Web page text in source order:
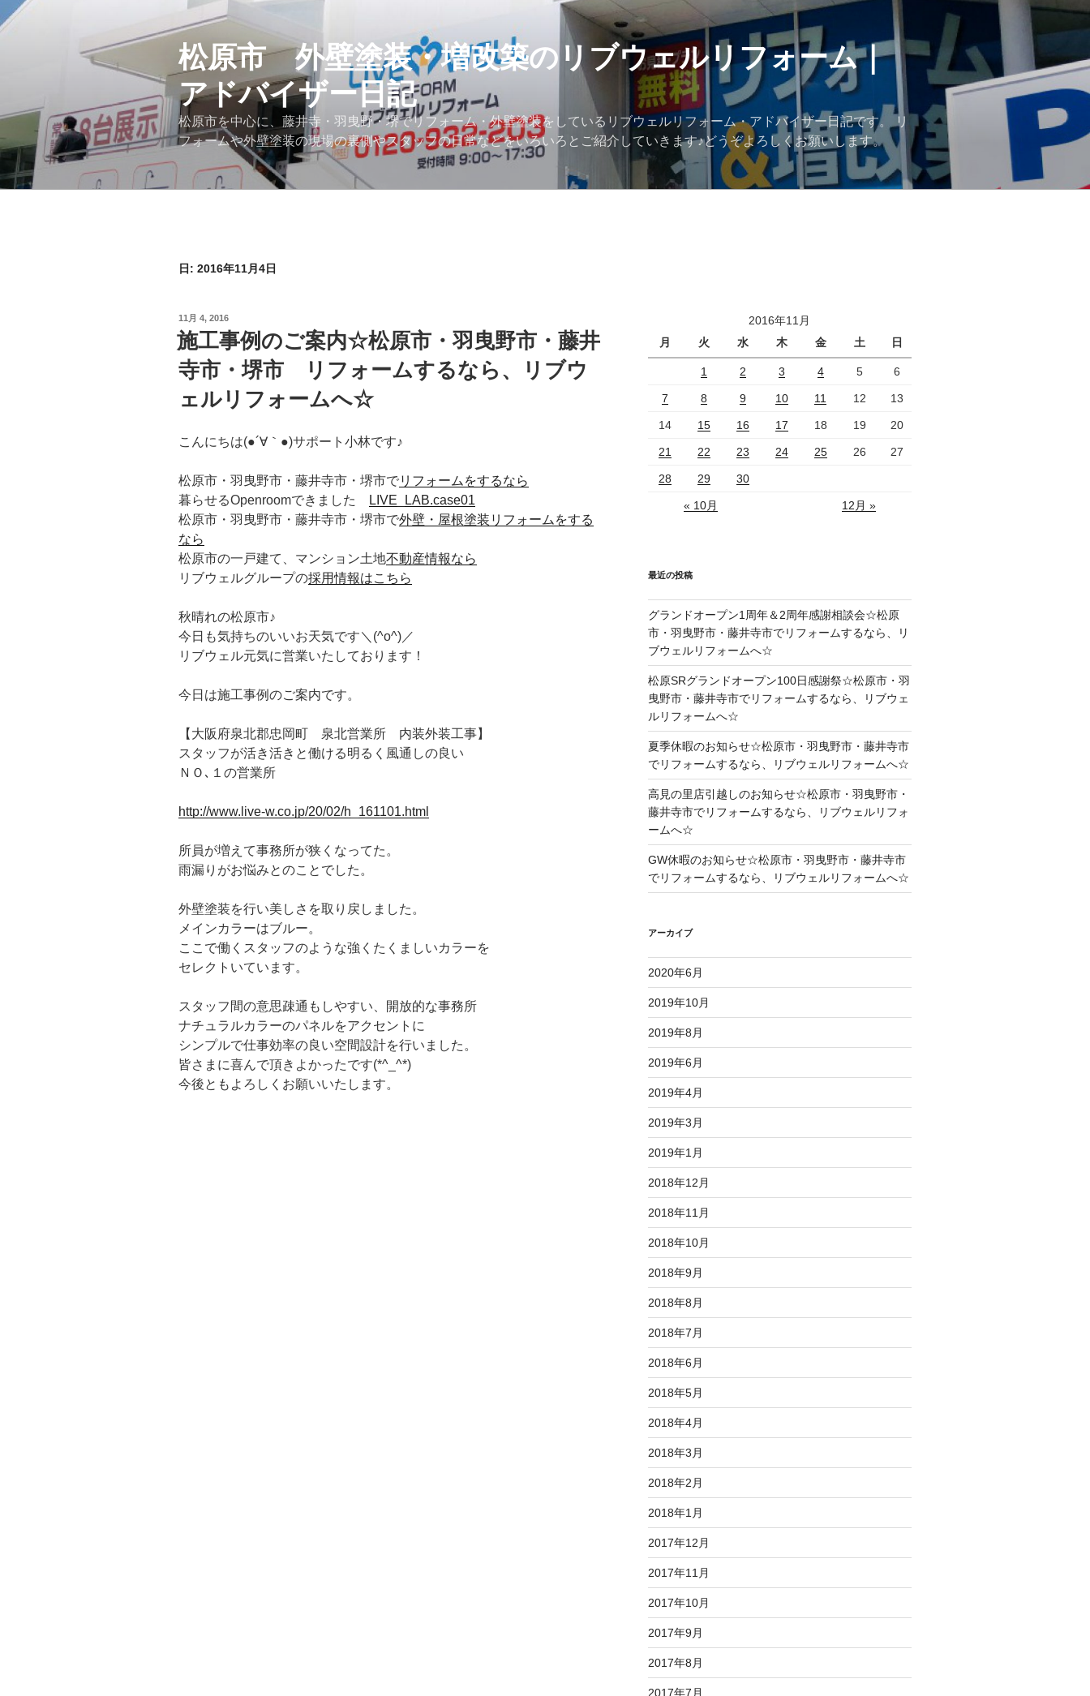
ン
キ
プ
松原市 外壁塗装・増改築のリブウェルリフォーム｜
アドバイザー日記
松原市を中心に、藤井寺・羽曳野・堺でリフォーム・外壁塗装をしているリブウェルリフォーム・アドバイザー日記です。 リ
フォームや外壁塗装の現場の裏側やスタッフの日常などをいろいろとご紹介していきます♪どうぞよろしくお願いします。
日: 2016年11月4日
投
稿
日:
11月 4, 2016
施工事例のご案内☆松原市・羽曳野市・藤井
寺市・堺市 リフォームするなら、リブウ
ェルリフォームへ☆
こんにちは(●´∀｀●)サポート小林です♪
松原市・羽曳野市・藤井寺市・堺市でリフォームをするなら
暮らせるOpenroomできました
LIVE_LAB.case01
松原市・羽曳野市・藤井寺市・堺市で外壁・屋根塗装リフォームをする
なら
松原市の一戸建て、マンション土地不動産情報なら
リブウェルグループの採用情報はこちら
秋晴れの松原市♪
今日も気持ちのいいお天気です＼(^o^)／
リブウェル元気に営業いたしております！
今日は施工事例のご案内です。
【大阪府泉北郡忠岡町 泉北営業所 内装外装工事】
スタッフが活き活きと働ける明るく風通しの良い
ＮＯ､１の営業所
http://www.live-w.co.jp/20/02/h_161101.html
所員が増えて事務所が狭くなってた。
雨漏りがお悩みとのことでした。
外壁塗装を行い美しさを取り戻しました。
メインカラーはブルー。
ここで働くスタッフのような強くたくましいカラーを
セレクトいています。
スタッフ間の意思疎通もしやすい、開放的な事務所
ナチュラルカラーのパネルをアクセントに
シンプルで仕事効率の良い空間設計を行いました。
皆さまに喜んで頂きよかったです(*^_^*)
今後ともよろしくお願いいたします。
2016年11月
月
火 水 木 金 土 日
1 2 3 4 5 6
7 8 9 10 11 12 13
14 15 16 17 18 19 20
21 22 23 24 25 26 27
28 29 30
« 10月 12月 »
最近の投稿
グランドオープン1周年＆2周年感謝相談会☆松原
市・羽曳野市・藤井寺市でリフォームするなら、リ
ブウェルリフォームへ☆
松原SRグランドオープン100日感謝祭☆松原市・羽
曳野市・藤井寺市でリフォームするなら、リブウェ
ルリフォームへ☆
夏季休暇のお知らせ☆松原市・羽曳野市・藤井寺市
でリフォームするなら、リブウェルリフォームへ☆
高見の里店引越しのお知らせ☆松原市・羽曳野市・
藤井寺市でリフォームするなら、リブウェルリフォ
ームへ☆
GW休暇のお知らせ☆松原市・羽曳野市・藤井寺市
でリフォームするなら、リブウェルリフォームへ☆
アーカイブ
2020年6月
2019年10月
2019年8月
2019年6月
2019年4月
2019年3月
2019年1月
2018年12月
2018年11月
2018年10月
2018年9月
2018年8月
2018年7月
2018年6月
2018年5月
2018年4月
2018年3月
2018年2月
2018年1月
2017年12月
2017年11月
2017年10月
2017年9月
2017年8月
2017年7月